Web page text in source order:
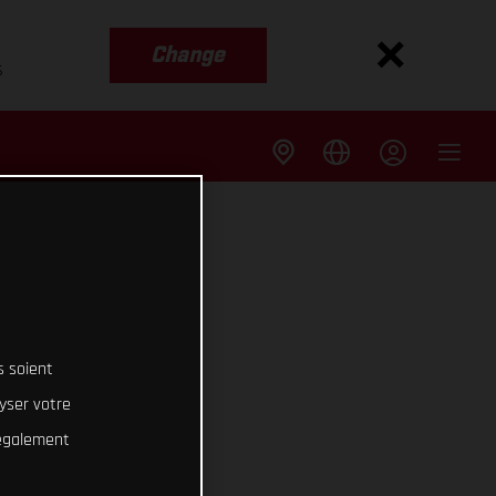
Change
soient
votre